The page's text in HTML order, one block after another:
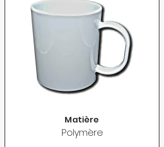
Matière
Polymère